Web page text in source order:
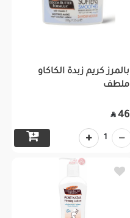
بالمرز كريم زبدة الكاكاو
ملطف
46

1